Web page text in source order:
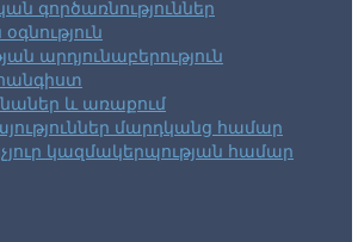
գործառնություններ
արդյունաբերություն
և առաքում
մարդկանց համար
կազմակերպության համար